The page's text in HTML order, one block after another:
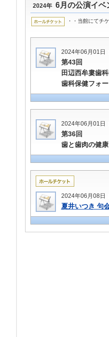
2024年 6月の公演イベ
・・当館にてチ
2024年06月01日
第43回
田辺西牟婁歯
歯科保健フォ
2024年06月01日
第36回
歯と歯肉の健
2024年06月08日
夏井いつき 句